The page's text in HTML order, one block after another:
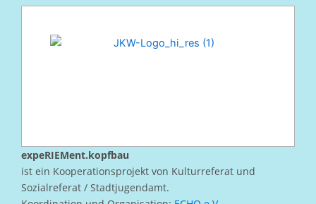
expeRIEMent.kopfbau
ist ein Kooperationsprojekt von Kulturreferat und
Sozialreferat / Stadtjugendamt.